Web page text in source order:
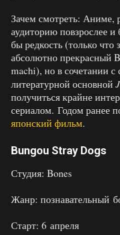
Зачем смотреть: Аниме,
аудиторию повзрослее
бы редкость (только что
абсолютно прекрасный
machi), но в сочетании с
литературной основной
получиться крайне
сериалом. Годом ранее
японский фильм.
Bungou Stray Dogs
Студия: Bones
Жанр: познавательный
Старт: 6 апреля